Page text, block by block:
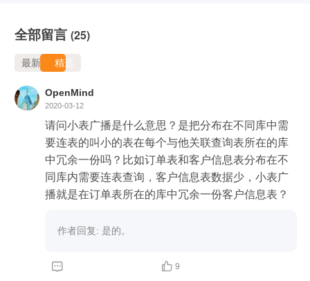
全部留言 (25)
最新 精选
OpenMind
2020-03-12
请问小表广播是什么意思？是把分布在不同库中需
要连表的叫小的表在每个与他关联查询表所在的库
中冗余一份吗？比如订单表和客户信息表分布在不
同库内需要连表查询，客户信息表数据少，小表广
播就是在订单表所在的库中冗余一份客户信息表？
作者回复: 是的。
  9